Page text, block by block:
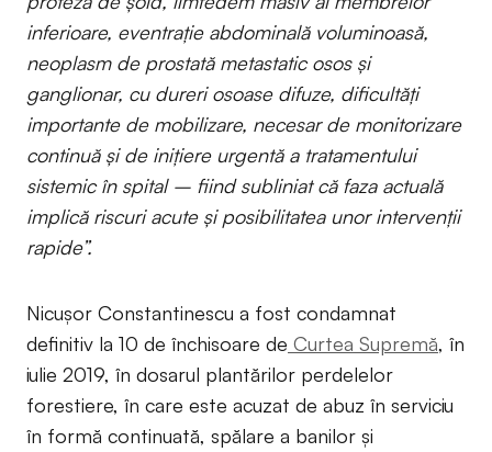
inferioare, eventrație abdominală voluminoasă,
neoplasm de prostată metastatic osos și
ganglionar, cu dureri osoase difuze, dificultăți
importante de mobilizare, necesar de monitorizare
continuă și de inițiere urgentă a tratamentului
sistemic în spital – fiind subliniat că faza actuală
implică riscuri acute și posibilitatea unor intervenții
rapide”.
Nicușor Constantinescu a fost condamnat
definitiv la 10 de închisoare de Curtea Supremă, în
iulie 2019, în dosarul plantărilor perdelelor
forestiere, în care este acuzat de abuz în serviciu
în formă continuată, spălare a banilor și